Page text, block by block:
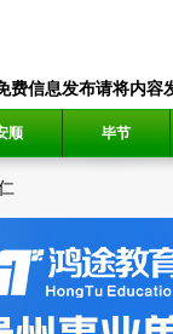
费信息发布请将内容
顺 毕节